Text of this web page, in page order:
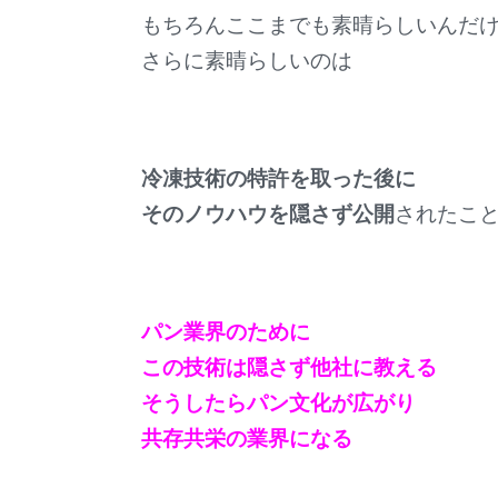
もちろんここまでも素晴らしいんだ
さらに素晴らしいのは
冷凍技術の特許を取った後に
そのノウハウを隠さず公開されたこ
パン業界のために
この技術は隠さず他社に教える
そうしたらパン文化が広がり
共存共栄の業界になる